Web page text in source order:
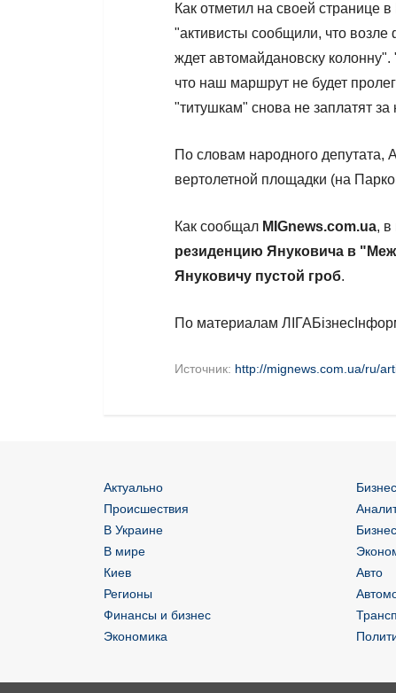
Как отметил на своей странице
"активисты сообщили, что
ждет автомайдановску
что наш маршрут не будет
"титушкам" снова не заплатят
По словам народного депутата,
вертолетной площадки (на
Как сообщал MIGnews.com.ua, в
резиденцию Януковича в
Януковичу пустой гроб.
По материалам
Источник: http://mignews.com.ua/ru/
Актуально
Происшествия
В Украине
В мире
Киев
Регионы
Финансы и бизнес
Экономика
Бизнес
Авто